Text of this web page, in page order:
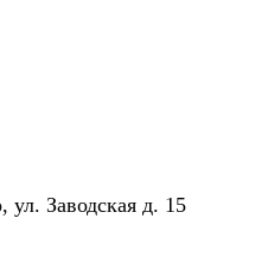
ул. Заводская д. 15